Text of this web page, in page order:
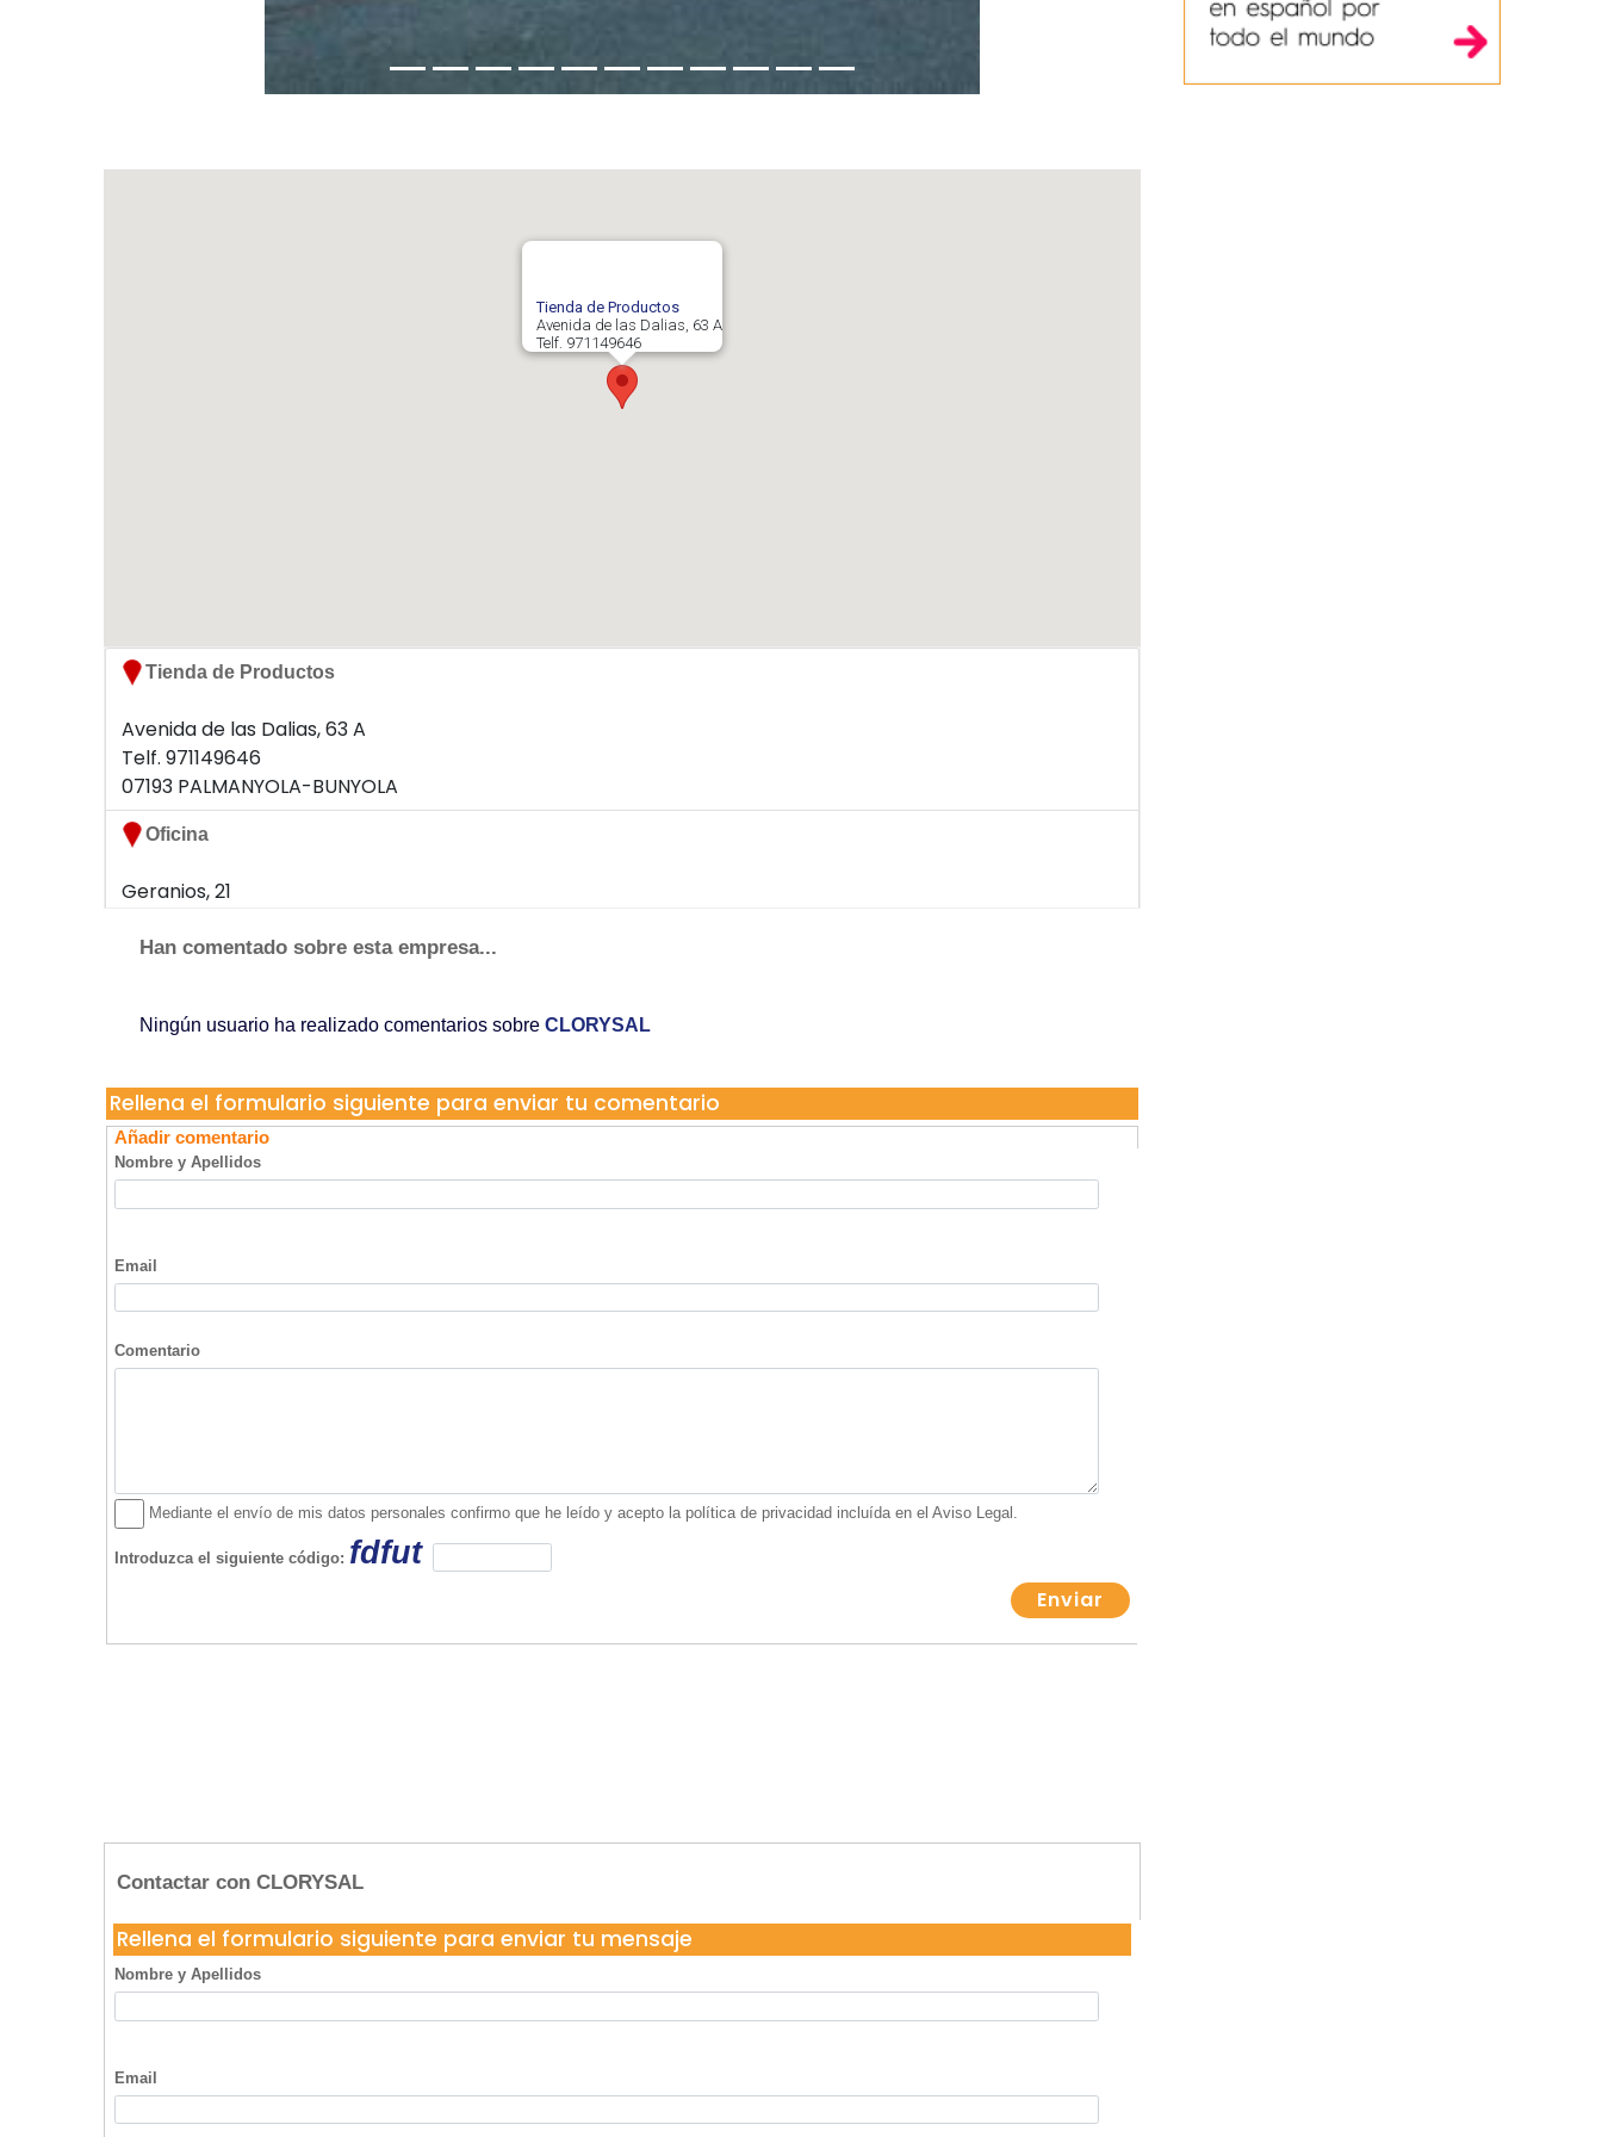
Tienda de Productos
Avenida de las Dalias, 63 A
Telf. 971149646
Tienda de Productos
Avenida de las Dalias, 63 A
Telf. 971149646
07193 PALMANYOLA-BUNYOLA
Oficina
Geranios, 21
07193 Palmanyola
Han comentado sobre esta empresa...
Ningún usuario ha realizado comentarios sobre CLORYSAL
Contactar con CLORYSAL